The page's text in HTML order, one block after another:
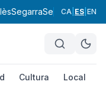
SegarraSegriàSelva
CA ES EN
Cultura Local